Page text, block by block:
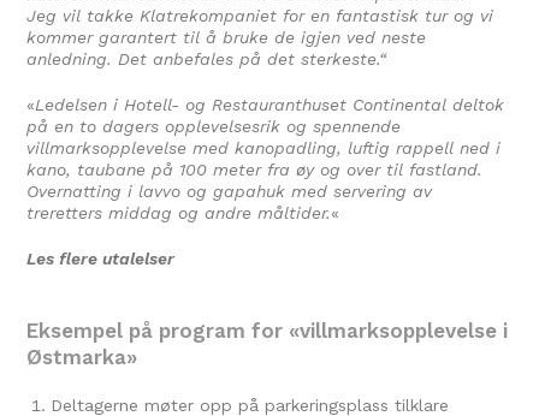
Jeg vil takke Klatrekompaniet for en fantastisk tur og vi
kommer garantert til å bruke de igjen ved neste
anledning. Det anbefales på det sterkeste.“
«Ledelsen i Hotell- og Restauranthuset Continental deltok
på en to dagers opplevelsesrik og spennende
villmarksopplevelse med kanopadling, luftig rappell ned i
kano, taubane på 100 meter fra øy og over til fastland.
Overnatting i lavvo og gapahuk med servering av
treretters middag og andre måltider.«
Les flere utalelser
Eksempel på program for «villmarksopplevelse i
Østmarka»
Deltagerne møter opp på parkeringsplass tilklare